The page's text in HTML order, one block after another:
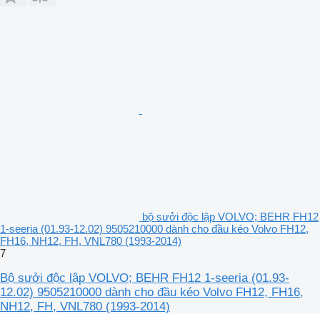
bộ sưởi độc lập VOLVO; BEHR FH12
1-seeria (01.93-12.02) 9505210000 dành cho đầu kéo Volvo FH12,
FH16, NH12, FH, VNL780 (1993-2014)
7
Bộ sưởi độc lập VOLVO; BEHR FH12 1-seeria (01.93-
12.02) 9505210000 dành cho đầu kéo Volvo FH12, FH16,
NH12, FH, VNL780 (1993-2014)